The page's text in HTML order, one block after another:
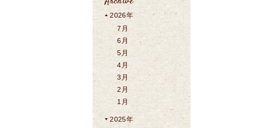
2026年
7月
6月
5月
4月
3月
2月
1月
2025年